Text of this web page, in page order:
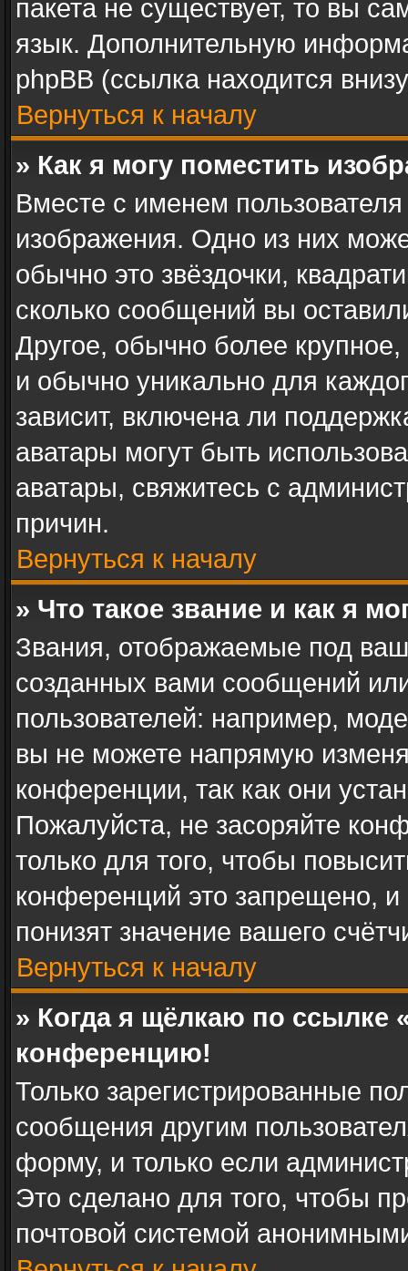
пакета не существует, то вы
язык. Дополнительную
phpBB (ссылка находится
Вернуться к началу
» Как я могу поместить
Вместе с именем пользователя
изображения. Одно из них
обычно это звёздочки,
сколько сообщений вы
Другое, обычно более
и обычно уникально для
зависит, включена ли
аватары могут быть
аватары, свяжитесь с
причин.
Вернуться к началу
» Что такое звание и как я
Звания, отображаемые под
созданных вами сообщений
пользователей: например,
вы не можете напрямую
конференции, так как они
Пожалуйста, не засоряйте
только для того, чтобы
конференций это запрещено,
понизят значение вашего
Вернуться к началу
» Когда я щёлкаю по ссылке
конференцию!
Только зарегистрированные
сообщения другим
форму, и только если
Это сделано для того, чтобы
почтовой системой